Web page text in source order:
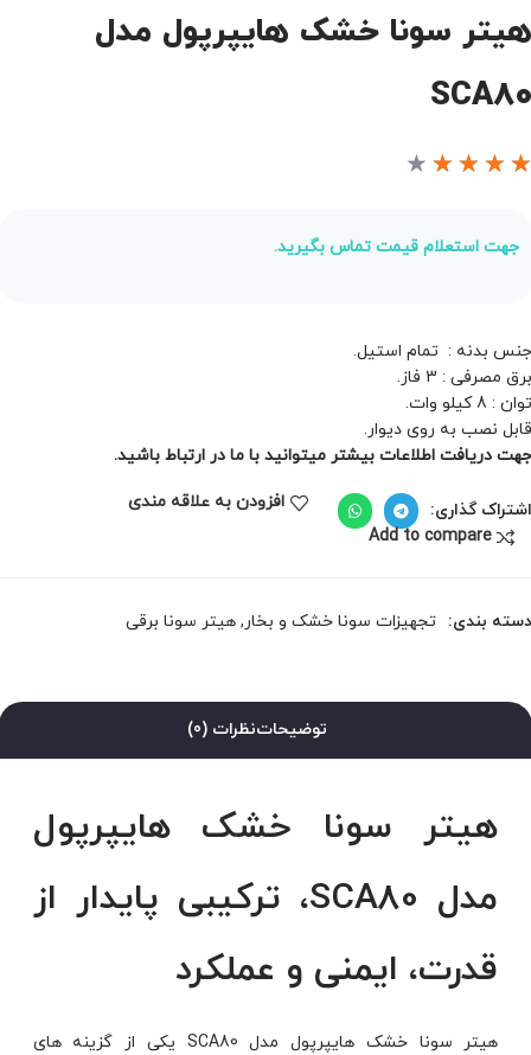
سونا خشک هایپرپول مدل
★
★
★
★
جهت استعلام قیمت تماس بگیرید.
بدنه : تمام استیل.
مصرفی : 3 فاز.
: 8 کیلو وات.
نصب به روی دیوار.
دریافت اطلاعات بیشتر میتوانید با ما در ارتباط باشید.
گذاری:
افزودن به علاقه مندی
Add to compare
بندی: تجهیزات سونا خشک و بخار, هیتر سونا برقی
توضیحاتنظرات (0)
هیتر سونا خشک هایپرپول
مدل SCA80، ترکیبی پایدار از
قدرت، ایمنی و عملکرد
هیتر سونا خشک هایپرپول مدل SCA80 یکی از گزینه های